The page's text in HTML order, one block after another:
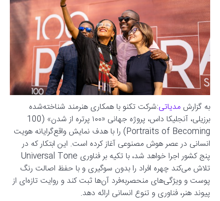
به گزارشمدیاتی:شرکت تکنو با همکاری هنرمند شناخته‌شده
برزیلی، آنجلیکا داس، پروژه جهانی «۱۰۰ پرتره از شدن» (100
Portraits of Becoming) را با هدف نمایش واقع‌گرایانه هویت
انسانی در عصر هوش مصنوعی آغاز کرده است. این ابتکار که در
پنج کشور اجرا خواهد شد، با تکیه بر فناوری Universal Tone
تلاش می‌کند چهره افراد را بدون سوگیری و با حفظ اصالت رنگ
پوست و ویژگی‌های منحصربه‌فرد آن‌ها ثبت کند و روایت تازه‌ای از
پیوند هنر، فناوری و تنوع انسانی ارائه دهد.